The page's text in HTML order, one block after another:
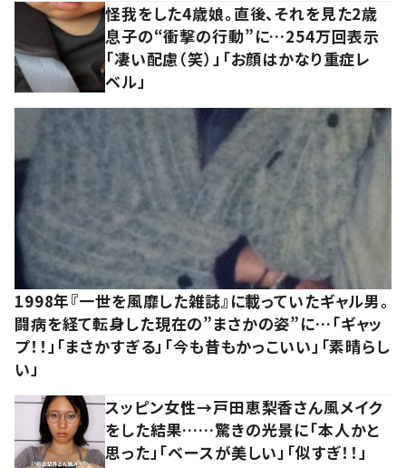
怪我をした4歳娘。直後、それを見た2歳
息子の“衝撃の行動”に…254万回表示
「凄い配慮（笑）」「お顔はかなり重症レ
ベル」
1998年『一世を風靡した雑誌』に載っていたギャル男。
闘病を経て転身した現在の”まさかの姿”に…「ギャッ
プ！！」「まさかすぎる」「今も昔もかっこいい」「素晴らし
い」
スッピン女性→戸田恵梨香さん風メイク
をした結果……驚きの光景に「本人かと
思った」「ベースが美しい」「似すぎ！！」